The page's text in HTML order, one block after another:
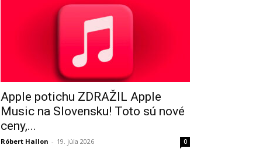
Apple potichu ZDRAŽIL Apple
Music na Slovensku! Toto sú nové
ceny,...
Róbert Hallon - 19. júla 2026 0